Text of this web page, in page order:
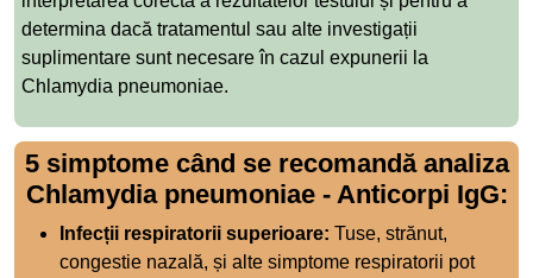
determina dacă tratamentul sau alte investigații
suplimentare sunt necesare în cazul expunerii la
Chlamydia pneumoniae.
5 simptome când se recomandă analiza
Chlamydia pneumoniae - Anticorpi IgG:
Infecții respiratorii superioare: Tuse, strănut,
congestie nazală, și alte simptome respiratorii pot